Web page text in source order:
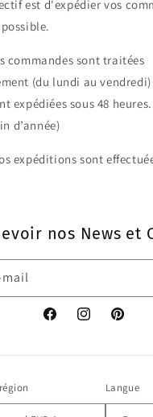
est d'expédier vos
commandes sont traitées
(du lundi au
expédiées sous 48
d’année)
expéditions sont
nos News et
mail
FacebookInstagramPinterest
Langue